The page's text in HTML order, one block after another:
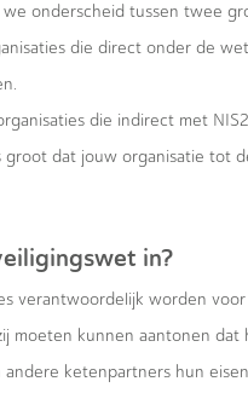
onderscheid tussen twee
die direct onder de
die indirect met
groot dat jouw organisatie tot
in?
verantwoordelijk worden
moeten kunnen aantonen
ketenpartners hun